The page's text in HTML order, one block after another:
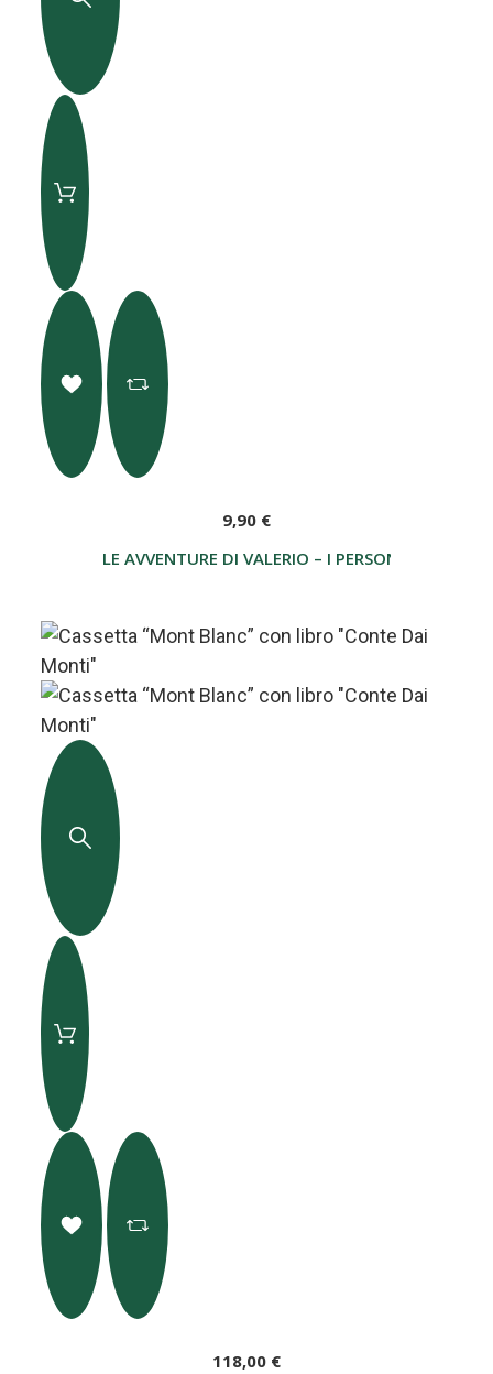
LE AVVENTURE DI VALERIO – I PERSONAGGI DA
9,90 €
118,00 €